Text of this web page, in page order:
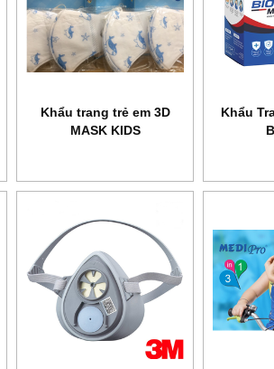
sát khuẩn toàn thân
Dụng cụ tập thở
Khẩu trang trẻ em 3D
MASK KIDS
Khẩu